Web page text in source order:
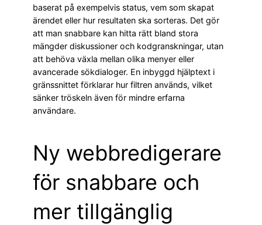
baserat på exempelvis status, vem som skapat
ärendet eller hur resultaten ska sorteras. Det gör
att man snabbare kan hitta rätt bland stora
mängder diskussioner och kodgranskningar, utan
att behöva växla mellan olika menyer eller
avancerade sökdialoger. En inbyggd hjälptext i
gränssnittet förklarar hur filtren används, vilket
sänker tröskeln även för mindre erfarna
användare.
Ny webbredigerare
för snabbare och
mer tillgänglig